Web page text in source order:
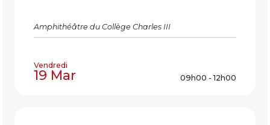
Amphithéâtre du Collège Charles III
Vendredi
19 Mar 09h00 - 12h00